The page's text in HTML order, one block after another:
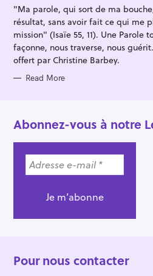
E
"Ma parole, qui sort de ma
résultat, sans avoir fait ce qui me
mission" (Isaïe 55, 11). Une Parole
façonne, nous traverse, nous
offert par Christine Barbey.
Read More
Abonnez-vous à notre
Pour nous contacter